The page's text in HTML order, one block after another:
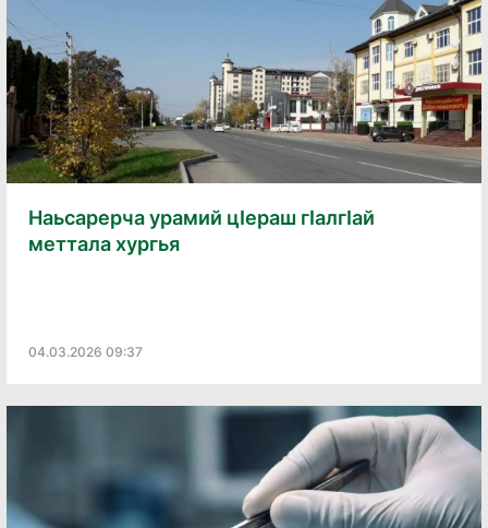
Наьсарерча урамий цӏераш гӏалгӏай
меттала хургья
04.03.2026 09:37